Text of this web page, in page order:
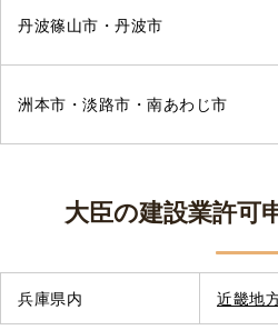
丹波篠山市・丹波市
洲本市・淡路市・南あわじ市
大臣の建設業許可
兵庫県内 近畿地